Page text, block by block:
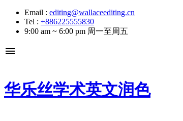
Email : editing@wallaceediting.cn
Tel : +886225555830
9:00 am ~ 6:00 pm 周一至周五
menu
华乐丝学术英文润色